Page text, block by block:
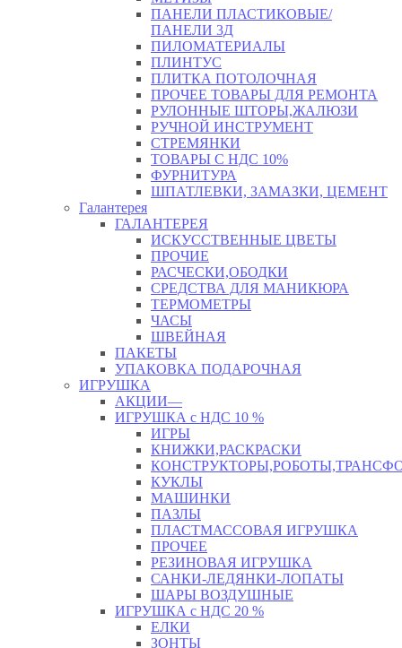
ПАНЕЛИ ПЛАСТИКОВЫЕ/
ПАНЕЛИ 3Д
ПИЛОМАТЕРИАЛЫ
ПЛИНТУС
ПЛИТКА ПОТОЛОЧНАЯ
ПРОЧЕЕ ТОВАРЫ ДЛЯ РЕМОНТА
РУЛОННЫЕ ШТОРЫ,ЖАЛЮЗИ
РУЧНОЙ ИНСТРУМЕНТ
СТРЕМЯНКИ
ТОВАРЫ С НДС 10%
ФУРНИТУРА
ШПАТЛЕВКИ, ЗАМАЗКИ, ЦЕМЕНТ
Галантерея
ГАЛАНТЕРЕЯ
ИСКУССТВЕННЫЕ ЦВЕТЫ
ПРОЧИЕ
РАСЧЕСКИ,ОБОДКИ
СРЕДСТВА ДЛЯ МАНИКЮРА
ТЕРМОМЕТРЫ
ЧАСЫ
ШВЕЙНАЯ
ПАКЕТЫ
УПАКОВКА ПОДАРОЧНАЯ
ИГРУШКА
АКЦИИ—
ИГРУШКА с НДС 10 %
ИГРЫ
КНИЖКИ,РАСКРАСКИ
КУКЛЫ
МАШИНКИ
ПАЗЛЫ
ПЛАСТМАССОВАЯ ИГРУШКА
ПРОЧЕЕ
РЕЗИНОВАЯ ИГРУШКА
САНКИ-ЛЕДЯНКИ-ЛОПАТЫ
ШАРЫ ВОЗДУШНЫЕ
ИГРУШКА с НДС 20 %
ЕЛКИ
ЗОНТЫ